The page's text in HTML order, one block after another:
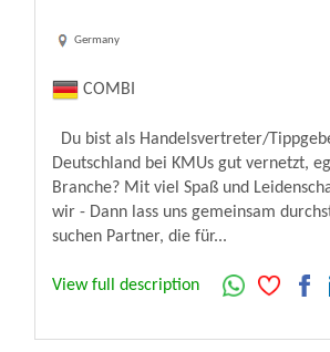
Germany
COMBI
Du bist als Handelsvertreter/
Deutschland bei KMUs gut vernetzt,
Branche? Mit viel Spaß und
wir - Dann lass uns gemeinsam
suchen Partner, die für...
View full description